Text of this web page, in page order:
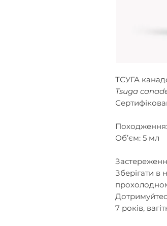
ТСУГА
Tsuga
Об’єм: 5 мл
Зберігати в
7 років,